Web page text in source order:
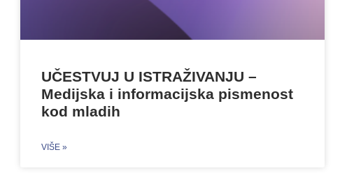
UČESTVUJ U ISTRAŽIVANJU –
Medijska i informacijska pismenost
kod mladih
VIŠE »